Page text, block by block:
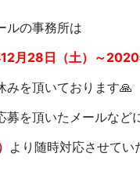
ルの事務所は
月28日（土）～2020
を頂いております🙏
を頂いたメールなど
より随時対応させてい